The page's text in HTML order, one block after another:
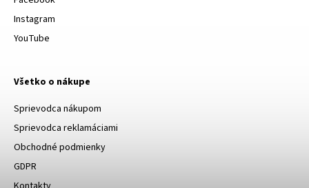
Instagram
YouTube
Všetko o nákupe
Sprievodca nákupom
Sprievodca reklamáciami
Obchodné podmienky
GDPR